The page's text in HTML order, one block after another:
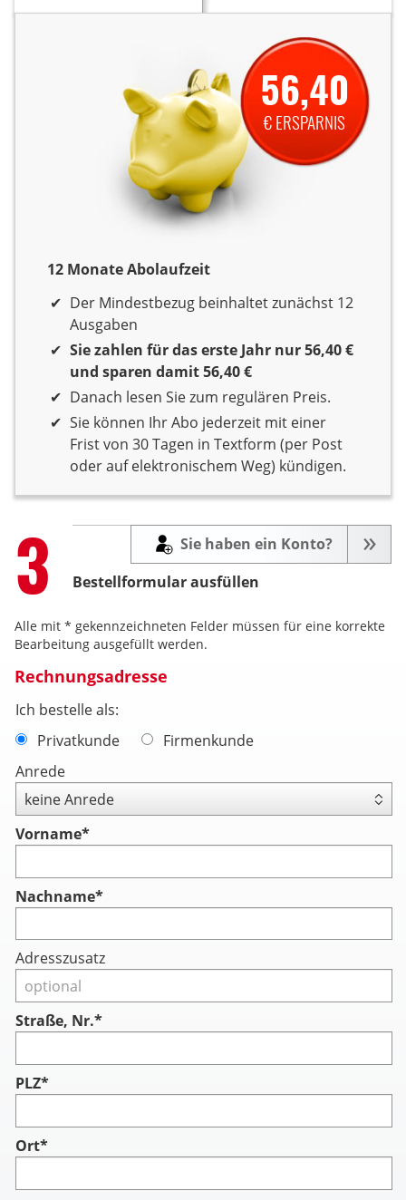
12 Monate Abolaufzeit
12 Monate Laufzeit
Der Mindestbezug beinhaltet zunächst 12
Ausgaben
Sie zahlen für das erste Jahr nur 56,40 €
und sparen damit 56,40 €
Danach lesen Sie zum regulären Preis.
Sie können Ihr Abo jederzeit mit einer
Frist von 30 Tagen in Textform (per Post
oder auf elektronischem Weg) kündigen.
56,40
€ ERSPARNIS
Step
3 Bestellformular ausfüllen
Sie haben ein Konto?
Alle mit * gekennzeichneten Felder müssen für eine korrekte
Bearbeitung ausgefüllt werden.
Rechnungsadresse
Ich bestelle als:
Privatkunde
Firmenkunde
Anrede
Vorname*
Nachname*
Adresszusatz
Straße, Nr.*
PLZ*
Ort*